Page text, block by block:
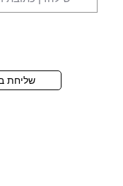
שליחת